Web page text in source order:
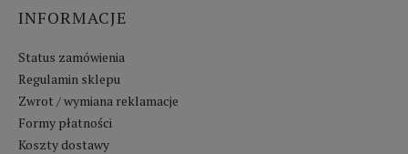
INFORMACJE
Status zamówienia
Regulamin sklepu
Zwrot / wymiana reklamacje
Formy płatności
Koszty dostawy